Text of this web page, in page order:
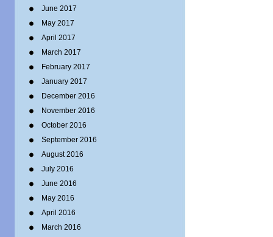
June 2017
May 2017
April 2017
March 2017
February 2017
January 2017
December 2016
November 2016
October 2016
September 2016
August 2016
July 2016
June 2016
May 2016
April 2016
March 2016